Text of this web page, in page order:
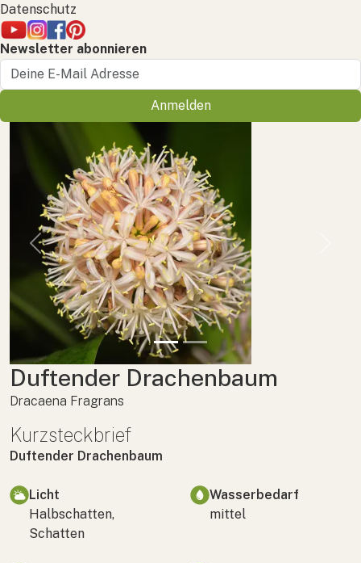
Datenschutz
Newsletter abonnieren
Anmelden
Previous
Duftender Drachenbaum
Dracaena Fragrans
Kurzsteckbrief
Duftender Drachenbaum
Licht
Halbschatten,
Schatten
Wasserbedarf
mittel